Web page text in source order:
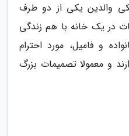
والدین یکی از دو طرف
در یک خانه با هم زندگی
و فامیل، مورد احترام
و معمولا تصمیمات بزرگ